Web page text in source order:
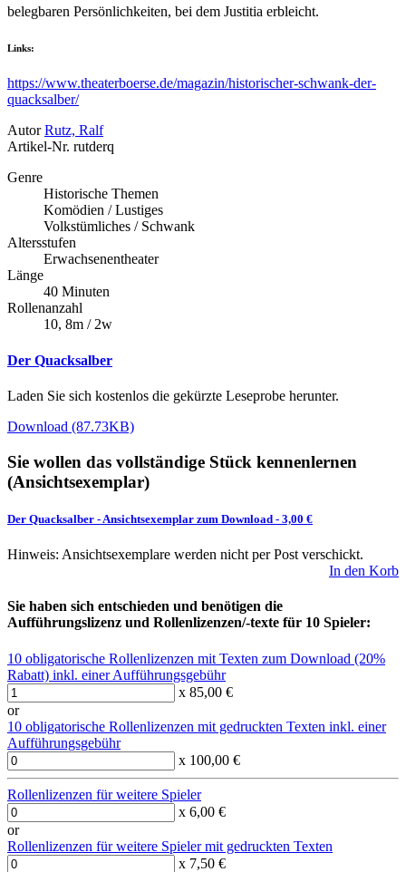
belegbaren Persönlichkeiten, bei dem Justitia erbleicht.
Links:
https://www.theaterboerse.de/magazin/historischer-schwank-der-
quacksalber/
Autor Rutz, Ralf
Artikel-Nr. rutderq
Genre
Historische Themen
Komödien / Lustiges
Volkstümliches / Schwank
Altersstufen
Erwachsenentheater
Länge
40 Minuten
Rollenanzahl
10, 8m / 2w
Der Quacksalber
Laden Sie sich kostenlos die gekürzte Leseprobe herunter.
Download (87.73KB)
Sie wollen das vollständige Stück kennenlernen
(Ansichtsexemplar)
Der Quacksalber - Ansichtsexemplar zum Download - 3,00 €
Hinweis: Ansichtsexemplare werden nicht per Post verschickt.
In den Korb
Sie haben sich entschieden und benötigen die
Aufführungslizenz und Rollenlizenzen/-texte für 10 Spieler:
10 obligatorische Rollenlizenzen mit Texten zum Download (20%
Rabatt) inkl. einer Aufführungsgebühr
x 85,00 €
or
10 obligatorische Rollenlizenzen mit gedruckten Texten inkl. einer
Aufführungsgebühr
x 100,00 €
Rollenlizenzen für weitere Spieler
x 6,00 €
or
Rollenlizenzen für weitere Spieler mit gedruckten Texten
x 7,50 €